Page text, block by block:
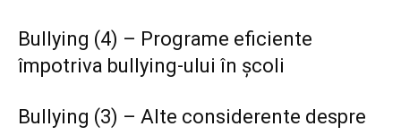
Bullying (4) – Programe eficiente
împotriva bullying-ului în școli
Bullying (3) – Alte considerente despre